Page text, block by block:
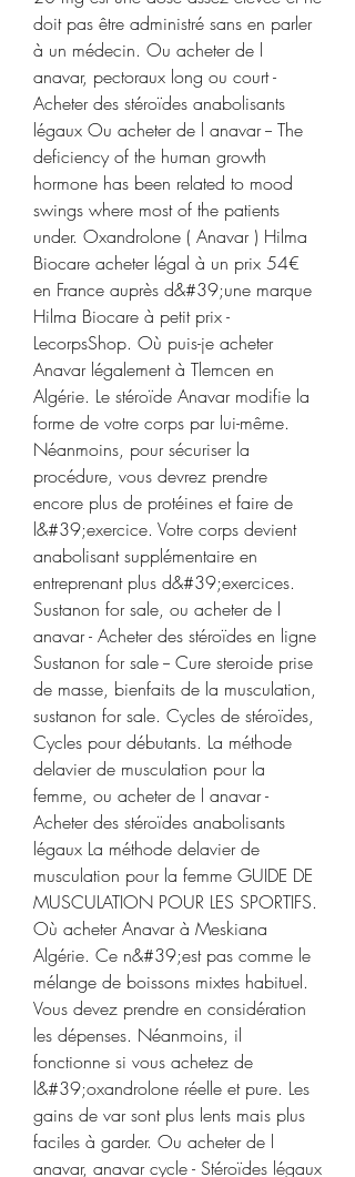
doit pas être administré sans en parler
à un médecin. Ou acheter de l
anavar, pectoraux long ou court -
Acheter des stéroïdes anabolisants
légaux Ou acheter de l anavar -- The
deficiency of the human growth
hormone has been related to mood
swings where most of the patients
under. Oxandrolone ( Anavar ) Hilma
Biocare acheter légal à un prix 54€
en France auprès d&#39;une marque
Hilma Biocare à petit prix -
LecorpsShop. Où puis-je acheter
Anavar légalement à Tlemcen en
Algérie. Le stéroïde Anavar modifie la
forme de votre corps par lui-même.
Néanmoins, pour sécuriser la
procédure, vous devrez prendre
encore plus de protéines et faire de
l&#39;exercice. Votre corps devient
anabolisant supplémentaire en
entreprenant plus d&#39;exercices.
Sustanon for sale, ou acheter de l
anavar - Acheter des stéroïdes en ligne
Sustanon for sale -- Cure steroide prise
de masse, bienfaits de la musculation,
sustanon for sale. Cycles de stéroïdes,
Cycles pour débutants. La méthode
delavier de musculation pour la
femme, ou acheter de l anavar -
Acheter des stéroïdes anabolisants
légaux La méthode delavier de
musculation pour la femme GUIDE DE
MUSCULATION POUR LES SPORTIFS.
Où acheter Anavar à Meskiana
Algérie. Ce n&#39;est pas comme le
mélange de boissons mixtes habituel.
Vous devez prendre en considération
les dépenses. Néanmoins, il
fonctionne si vous achetez de
l&#39;oxandrolone réelle et pure. Les
gains de var sont plus lents mais plus
faciles à garder. Ou acheter de l
anavar, anavar cycle - Stéroïdes légaux